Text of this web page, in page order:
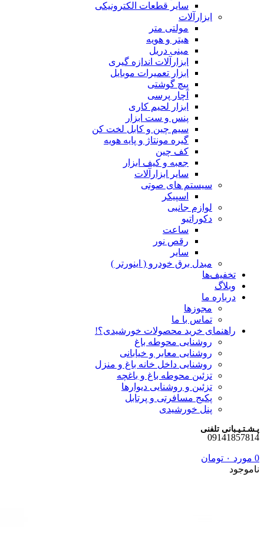
سایر قطعات الکترونیکی
ابزارآلات
مولتی متر
هیتر و هویه
مینی دریل
ابزارآلات اندازه گیری
ابزار تعمیرات موبایل
پیچ گوشتی
آچار پرسی
ابزار لحیم کاری
پنس و ست ابزار
سیم چین و کابل لخت کن
گیره مونتاژ و پایه هویه
کف چین
جعبه و کیف ابزار
سایر ابزارآلات
سیستم های صوتی
اسپیکر
لوازم جانبی
دکوراتیو
ساعت
رقص نور
سایر
مبدل برق خودرو ( اینورتر )
تخفیف‌ها
وبلاگ
درباره ما
مجوزها
تماس با ما
راهنمای خرید محصولات خورشیدی؟!
روشنایی محوطه باغ
روشنایی معابر و خیابانی
روشنایی داخل خانه باغ و منزل
تزئین محوطه باغ و باغچه
تزئین و روشنایی دیوارها
پکیج مسافرتی و پرتابل
پنل خورشیدی
پـشـتـیـبانی تلفنی
09141857814
0 مورد ۰ تومان
ناموجود